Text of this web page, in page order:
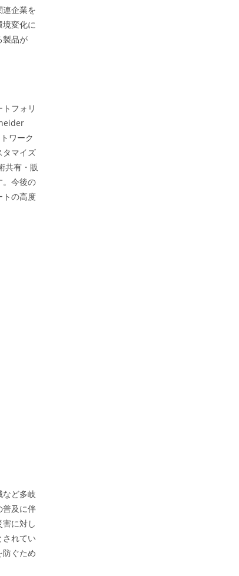
企業を
変化に
製品が
フォリ
ワーク
タマイズ
共有・販
。今後の
トの高度
ど多岐
普及に伴
に対し
されてい
防ぐため